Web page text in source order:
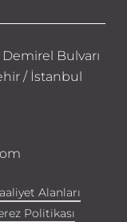
Bulvarı
/ İstanbul
Alanları
Politikası